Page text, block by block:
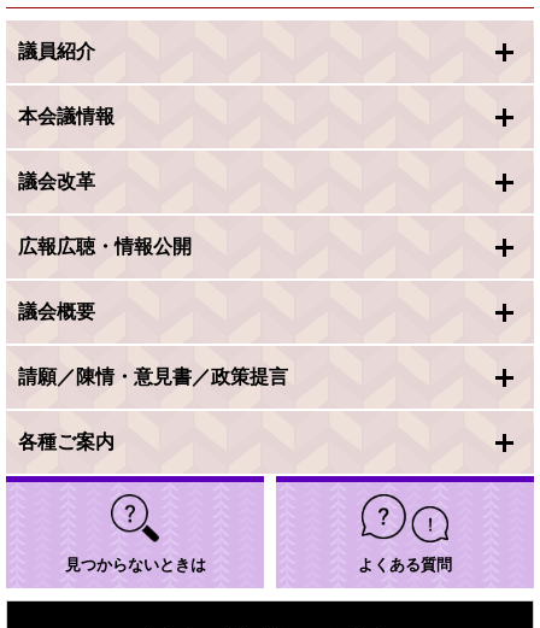
議員紹介
本会議情報
議会改革
広報広聴・情報公開
議会概要
請願／陳情・意見書／政策提言
各種ご案内
見つからないときは よくある質問